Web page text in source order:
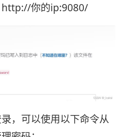
http://你的ip:9080/
，可以使用以下命令从